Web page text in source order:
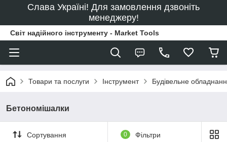
Слава Україні! Для замовлення дзвоніть
менеджеру!
Світ надійного інструменту - Market Tools
Товари та послуги Інструмент Будівельне
Бетономішалки
Сортування 0 Фільтри